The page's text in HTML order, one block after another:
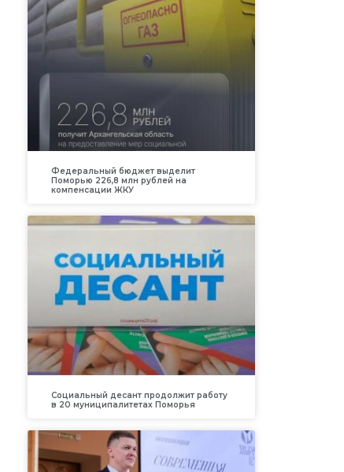
Федеральный бюджет выделит
Поморью 226,8 млн рублей на
компенсации ЖКУ
Социальный десант продолжит работу
в 20 муниципалитетах Поморья